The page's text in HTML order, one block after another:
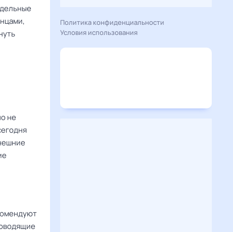
не
Политика конфиденциальности
Условия использования